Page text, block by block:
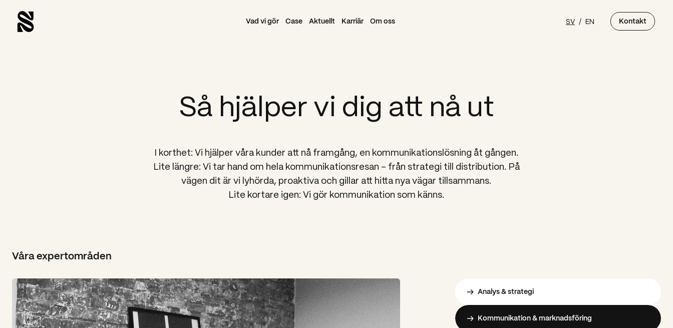
Vad vi gör Case Aktuellt Karriär Om oss SV / EN Kontakt
Så hjälper vi dig att nå ut
I korthet: Vi hjälper våra kunder att nå framgång, en kommunikationslösning åt gången.
Lite längre: Vi tar hand om hela kommunikationsresan – från strategi till distribution. På
vägen dit är vi lyhörda, proaktiva och gillar att hitta nya vägar tillsammans.
Lite kortare igen: Vi gör kommunikation som känns.
Våra expertområden
Analys & strategi
Kommunikation & marknadsföring